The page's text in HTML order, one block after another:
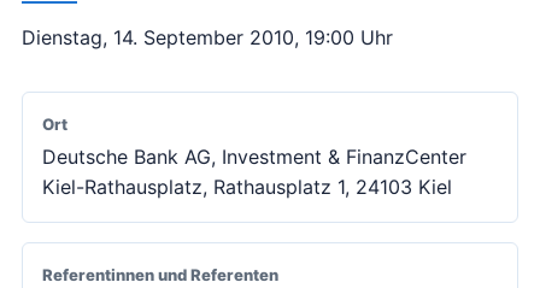
Dienstag, 14. September 2010, 19:00 Uhr
Ort
Deutsche Bank AG, Investment & FinanzCenter
Kiel-Rathausplatz, Rathausplatz 1, 24103 Kiel
Referentinnen und Referenten